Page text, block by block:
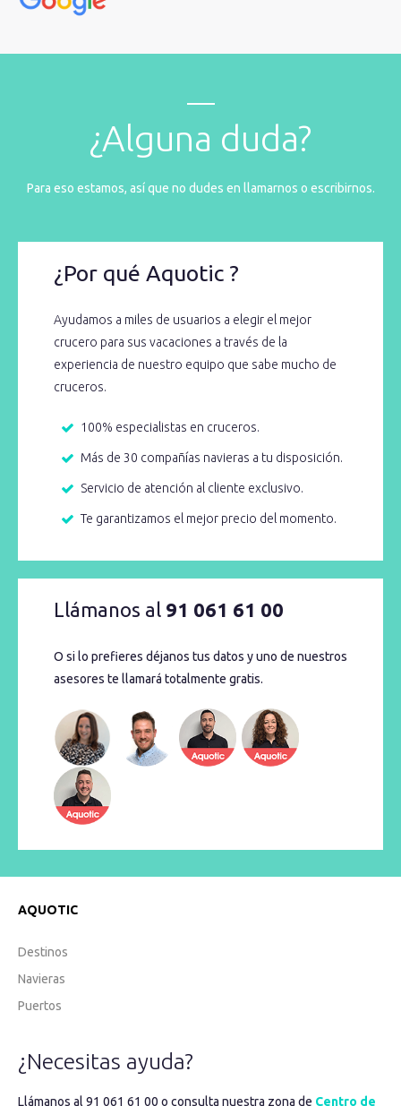
¿Alguna duda?
Para eso estamos, así que no dudes en llamarnos o escribirnos.
¿Por qué Aquotic ?
Ayudamos a miles de usuarios a elegir el mejor
crucero para sus vacaciones a través de la
experiencia de nuestro equipo que sabe mucho de
cruceros.
100% especialistas en cruceros.
Más de 30 compañías navieras a tu disposición.
Servicio de atención al cliente exclusivo.
Te garantizamos el mejor precio del momento.
Llámanos al 91 061 61 00
O si lo prefieres déjanos tus datos y uno de nuestros
asesores te llamará totalmente gratis.
AQUOTIC
Destinos
Navieras
Puertos
¿Necesitas ayuda?
Llámanos al 91 061 61 00 o consulta nuestra zona de Centro de